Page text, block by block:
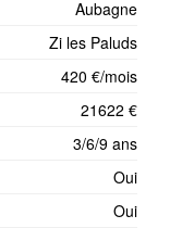
Aubagne
Zi les Paluds
420 €/mois
21622 €
3/6/9 ans
Oui
Oui